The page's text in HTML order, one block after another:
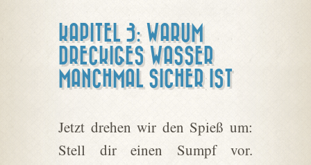
KAPITEL 3: WARUM
DRECKIGES WASSER
MANCHMAL SICHER IST
Jetzt drehen wir den Spieß um:
Stell dir einen Sumpf vor.